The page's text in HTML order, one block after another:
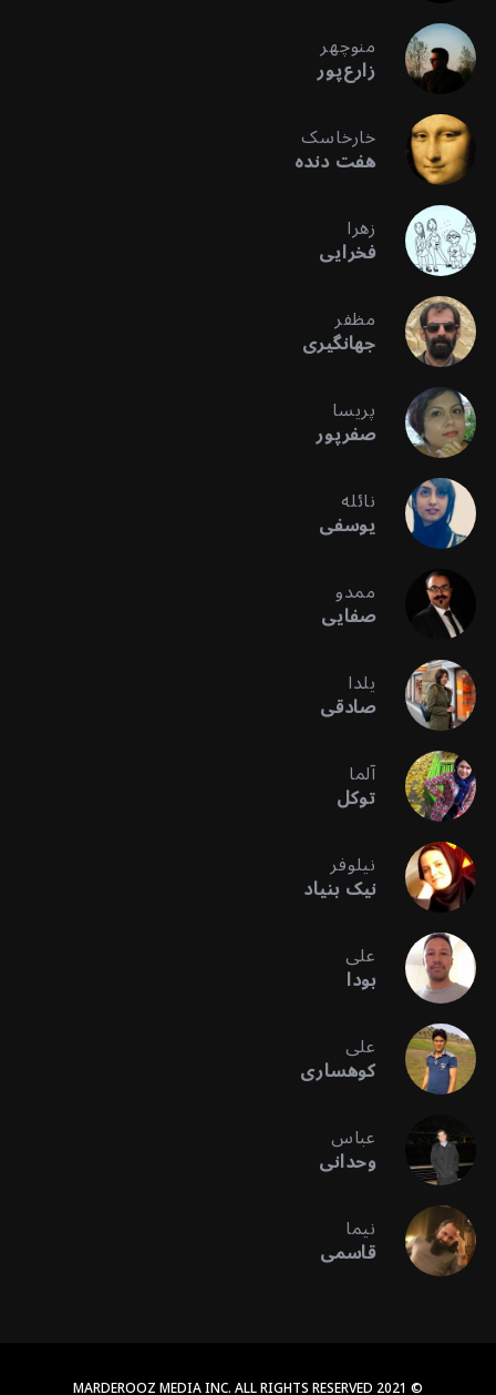
منوچهر
زارع‌پور
خارخاسک
هفت دنده
زهرا
فخرایی
مظفر
جهانگیری
پریسا
صفرپور
نائله
یوسفی
ممدو
صفایی
یلدا
صادقی
آلما
توکل
نیلوفر
نیک بنیاد
علی
بودا
علی
کوهساری
عباس
وحدانی
نیما
قاسمی
© 2021 MARDEROOZ MEDIA INC. ALL RIGHTS RESERVED